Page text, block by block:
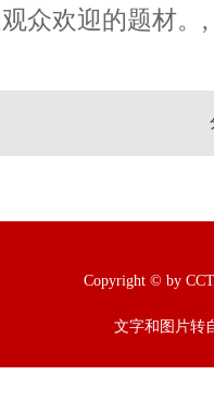
观众欢迎的题
Copyright © by
文字和图片转